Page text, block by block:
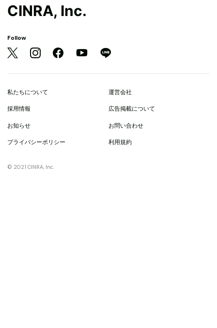
CINRA, Inc.
Follow
私たちについて 運営会社
採用情報 広告掲載について
お知らせ お問い合わせ
プライバシーポリシー 利用規約
© 2021 CINRA, Inc.